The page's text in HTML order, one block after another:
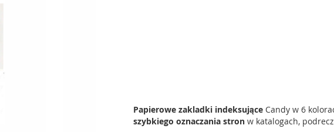
Papierowe zakladki indeksujące Candy w 6
szybkiego oznaczania stron w katalogach,